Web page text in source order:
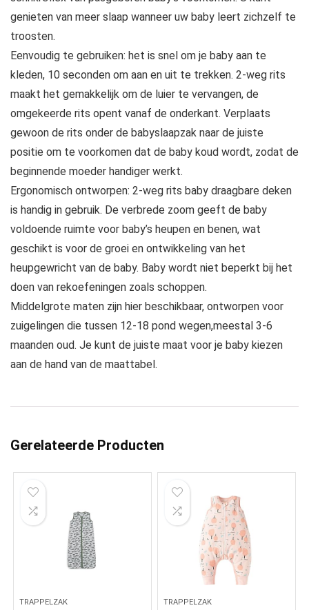
genieten van meer slaap wanneer uw baby leert zichzelf te
troosten.
Eenvoudig te gebruiken: het is snel om je baby aan te
kleden, 10 seconden om aan en uit te trekken. 2-weg rits
maakt het gemakkelijk om de luier te vervangen, de
omgekeerde rits opent vanaf de onderkant. Verplaats
gewoon de rits onder de babyslaapzak naar de juiste
positie om te voorkomen dat de baby koud wordt, zodat de
beginnende moeder handiger werkt.
Ergonomisch ontworpen: 2-weg rits baby draagbare deken
is handig in gebruik. De verbrede zoom geeft de baby
voldoende ruimte voor baby’s heupen en benen, wat
geschikt is voor de groei en ontwikkeling van het
heupgewricht van de baby. Baby wordt niet beperkt bij het
doen van rekoefeningen zoals schoppen.
Middelgrote maten zijn hier beschikbaar, ontworpen voor
zuigelingen die tussen 12-18 pond wegen,meestal 3-6
maanden oud. Je kunt de juiste maat voor je baby kiezen
aan de hand van de maattabel.
Gerelateerde Producten
TRAPPELZAK TRAPPELZAK